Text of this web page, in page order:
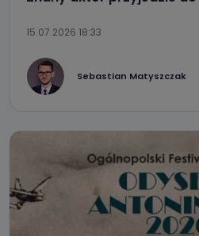
15.07.2026 18:33
Sebastian Matyszczak